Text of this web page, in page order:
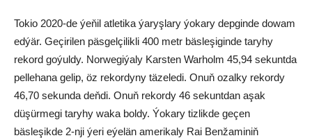
Tokio 2020-de ýeňil atletika ýaryşlary ýokary depginde dowam
edýär. Geçirilen päsgelçilikli 400 metr bäsleşiginde taryhy
rekord goýuldy. Norwegiýaly Karsten Warholm 45,94 sekuntda
pellehana gelip, öz rekordyny täzeledi. Onuň ozalky rekordy
46,70 sekunda deňdi. Onuň rekordy 46 sekuntdan aşak
düşürmegi taryhy waka boldy. Ýokary tizlikde geçen
bäsleşikde 2-nji ýeri eýelän amerikaly Rai Benžaminiň